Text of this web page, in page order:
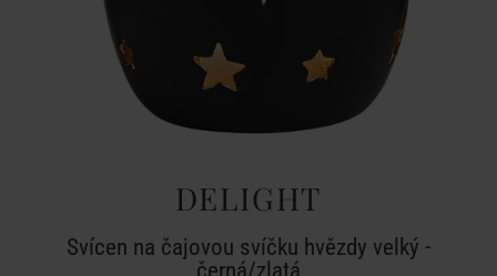
DELIGHT
Svícen na čajovou svíčku hvězdy velký -
černá/zlatá